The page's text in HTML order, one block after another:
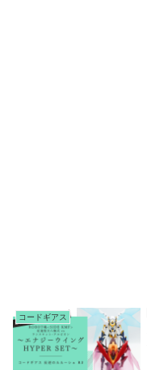
コードギアス